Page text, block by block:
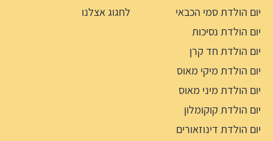
יום הולדת סמי הכבאי
יום הולדת נסיכות
יום הולדת חד קרן
יום הולדת מיקי מאוס
יום הולדת מיני מאוס
יום הולדת קוקומלון
יום הולדת דינוזאורים
לחגוג אצלנו